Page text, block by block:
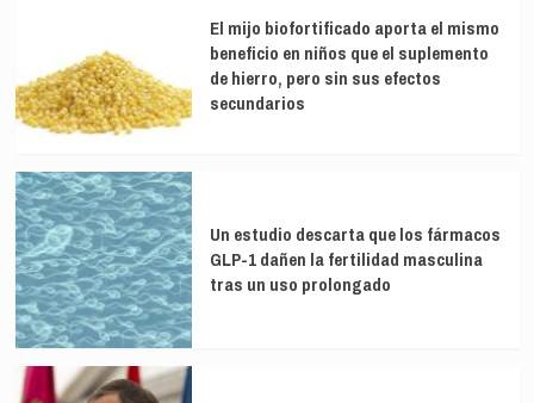
El mijo biofortificado aporta el mismo
beneficio en niños que el suplemento
de hierro, pero sin sus efectos
secundarios
Un estudio descarta que los fármacos
GLP-1 dañen la fertilidad masculina
tras un uso prolongado